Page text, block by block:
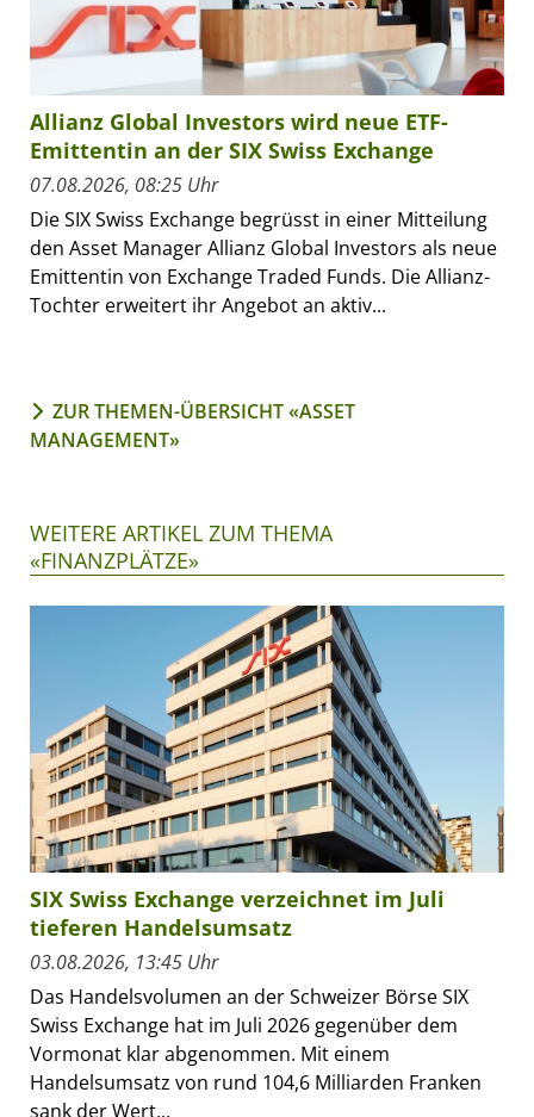
Allianz Global Investors wird neue ETF-
Emittentin an der SIX Swiss Exchange
07.08.2026, 08:25 Uhr
Die SIX Swiss Exchange begrüsst in einer Mitteilung
den Asset Manager Allianz Global Investors als neue
Emittentin von Exchange Traded Funds. Die Allianz-
Tochter erweitert ihr Angebot an aktiv...
ZUR THEMEN-ÜBERSICHT «ASSET
MANAGEMENT»
WEITERE ARTIKEL ZUM THEMA
«FINANZPLÄTZE»
SIX Swiss Exchange verzeichnet im Juli
tieferen Handelsumsatz
03.08.2026, 13:45 Uhr
Das Handelsvolumen an der Schweizer Börse SIX
Swiss Exchange hat im Juli 2026 gegenüber dem
Vormonat klar abgenommen. Mit einem
Handelsumsatz von rund 104,6 Milliarden Franken
sank der Wert...